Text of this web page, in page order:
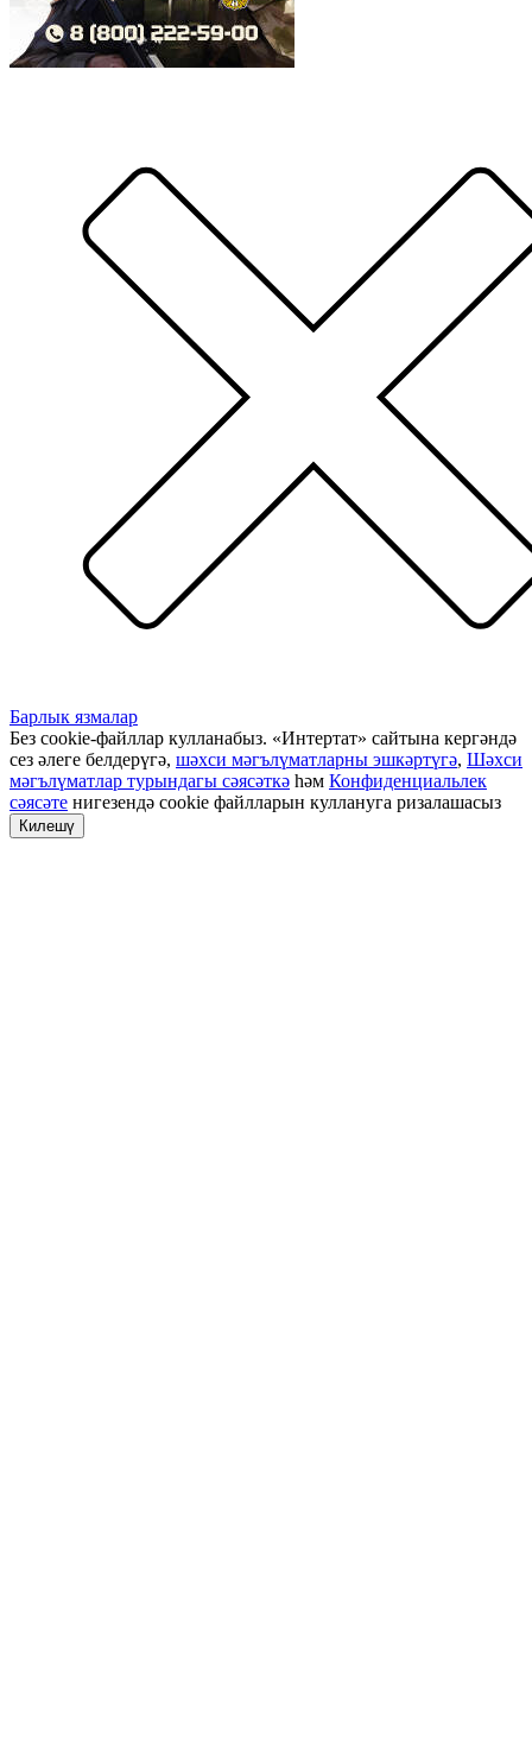
Барлык язмалар
Без cookie-файллар кулланабыз. «Интертат» сайтына кергәндә
сез әлеге белдерүгә, шәхси мәгълүматларны эшкәртүгә, Шәхси
мәгълүматлар турындагы сәясәткә һәм Конфиденциальлек
сәясәте нигезендә cookie файлларын куллануга ризалашасыз
Килешү